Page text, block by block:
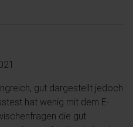
gut dargestellt jedoch
hat wenig mit dem E-
die gut